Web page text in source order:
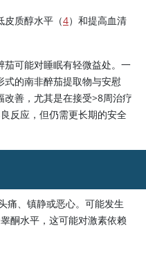
皮质醇水平（4）和提高血清
可能对睡眠有轻微益处。一
式的南非醉茄提取物与安慰
善，尤其是在接受>8周治疗
反应，但仍需更长期的安全
痛、镇静或恶心。可能发生
睾酮水平，这可能对激素依赖